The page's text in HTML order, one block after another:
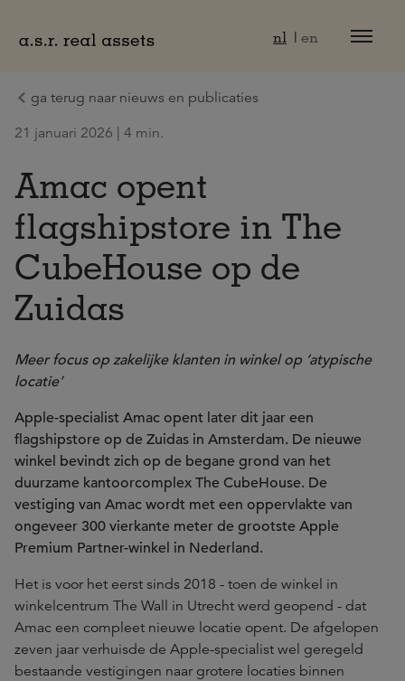
nl en
ga terug naar nieuws en publicaties
21 januari 2026 | 4 min.
Amac opent
flagshipstore in The
CubeHouse op de
Zuidas
Meer focus op zakelijke klanten in winkel op ‘atypische
locatie’
Apple-specialist Amac opent later dit jaar een
flagshipstore op de Zuidas in Amsterdam. De nieuwe
winkel bevindt zich op de begane grond van het
duurzame kantoorcomplex The CubeHouse. De
vestiging van Amac wordt met een oppervlakte van
ongeveer 300 vierkante meter de grootste Apple
Premium Partner-winkel in Nederland.
Het is voor het eerst sinds 2018 - toen de winkel in
winkelcentrum The Wall in Utrecht werd geopend - dat
Amac een compleet nieuwe locatie opent. De afgelopen
zeven jaar verhuisde de Apple-specialist wel geregeld
bestaande vestigingen naar grotere locaties binnen